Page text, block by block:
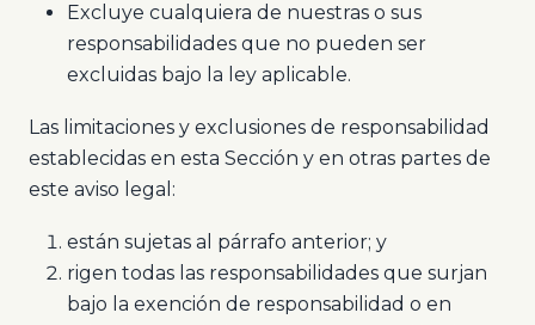
Excluye cualquiera de nuestras o sus
responsabilidades que no pueden ser
excluidas bajo la ley aplicable.
Las limitaciones y exclusiones de responsabilidad
establecidas en esta Sección y en otras partes de
este aviso legal:
están sujetas al párrafo anterior; y
rigen todas las responsabilidades que surjan
bajo la exención de responsabilidad o en